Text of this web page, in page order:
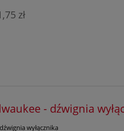
zł
- dźwignia
wyłącznika